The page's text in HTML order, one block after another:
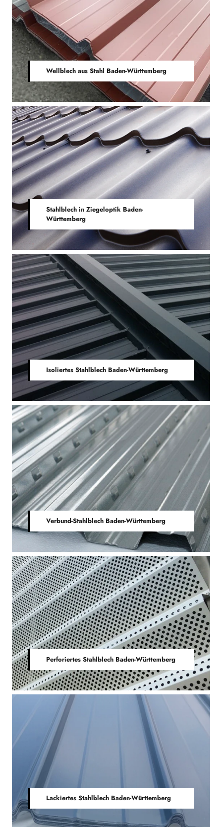
Wellblech aus Stahl Baden-Württemberg
Stahlblech in Ziegeloptik Baden-
Württemberg
Isoliertes Stahlblech Baden-Württemberg
Verbund-Stahlblech Baden-Württemberg
Perforiertes Stahlblech Baden-Württemberg
Lackiertes Stahlblech Baden-Württemberg